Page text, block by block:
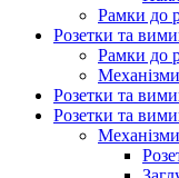
Рамки до
Розетки та
Рамки до
Розетки та
Розетки та